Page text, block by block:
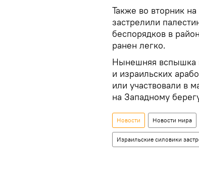
Также во вторник
застрелили
беспорядков в
ранен легко.
Нынешняя вспышка
и израильских
или участвовали в
на Западному
Новости Новости мира
Израильские силовики